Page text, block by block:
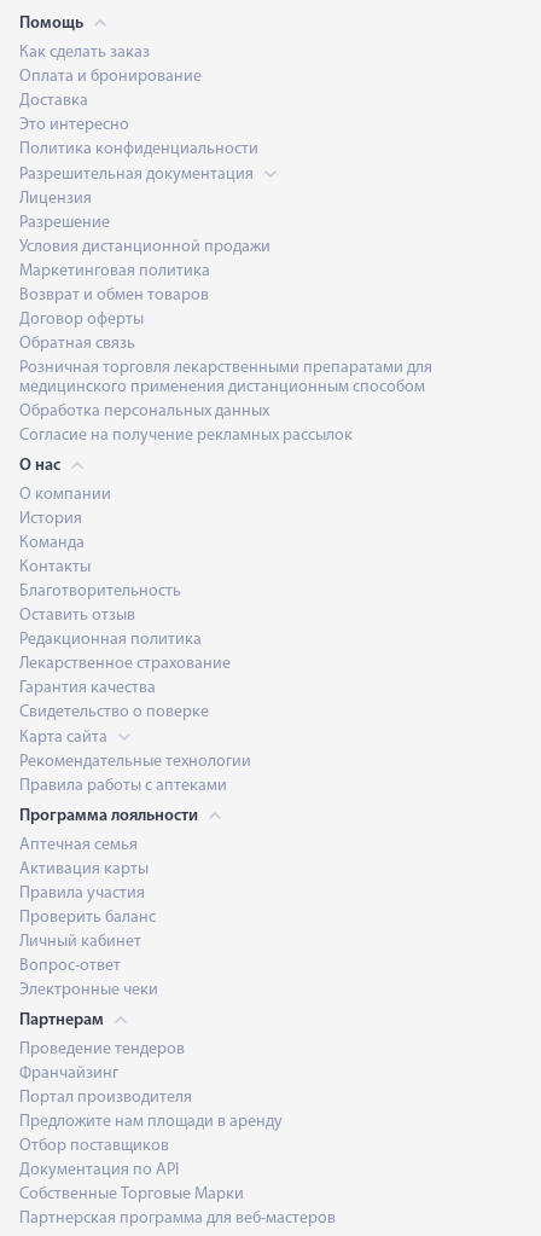
Помощь
Как сделать заказ
Оплата и бронирование
Доставка
Это интересно
Политика конфиденциальности
Разрешительная документация
Лицензия
Разрешение
Условия дистанционной продажи
Маркетинговая политика
Возврат и обмен товаров
Договор оферты
Обратная связь
Розничная торговля лекарственными препаратами для
медицинского применения дистанционным способом
Обработка персональных данных
Согласие на получение рекламных рассылок
О нас
О компании
История
Команда
Контакты
Благотворительность
Оставить отзыв
Редакционная политика
Лекарственное страхование
Гарантия качества
Свидетельство о поверке
Карта сайта
Рекомендательные технологии
Правила работы с аптеками
Программа лояльности
Аптечная семья
Активация карты
Правила участия
Проверить баланс
Личный кабинет
Вопрос-ответ
Электронные чеки
Партнерам
Проведение тендеров
Франчайзинг
Портал производителя
Предложите нам площади в аренду
Отбор поставщиков
Документация по API
Собственные Торговые Марки
Партнерская программа для веб-мастеров